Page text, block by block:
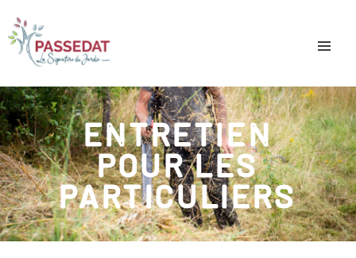
ENTRETIEN
POUR LES
PARTICULIERS